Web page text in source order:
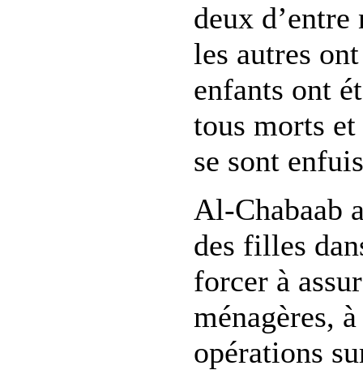
deux
les autres
enfants ont
tous morts
se sont
Al-Chabaab
des filles
forcer à
ménagères,
opérations